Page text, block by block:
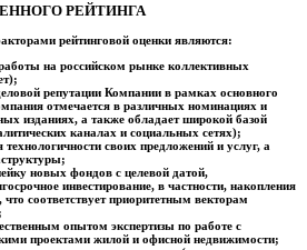
РЕЙТИНГА
рейтинговой оценки являются:
на российском рынке коллективных
репутации Компании в рамках основного
отмечается в различных номинациях и
изданиях, а также обладает широкой базой
каналах и социальных сетях);
технологичности своих предложений и услуг, а
новых фондов с целевой датой,
инвестирование, в частности, накопления
соответствует приоритетным векторам
опытом экспертизы по работе с
проектами жилой и офисной недвижимости;